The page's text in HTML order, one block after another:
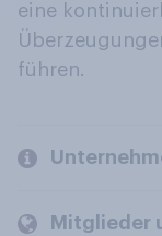
eine
führen.
Mitglieder